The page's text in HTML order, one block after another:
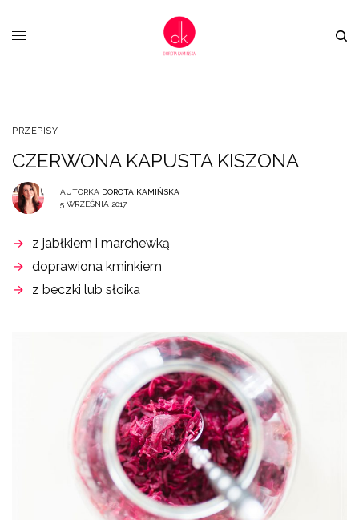
PRZEPISY
CZERWONA KAPUSTA KISZONA
AUTORKA DOROTA KAMIŃSKA
5 WRZEŚNIA 2017
z jabłkiem i marchewką
doprawiona kminkiem
z beczki lub słoika